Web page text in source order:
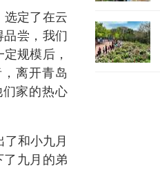
定了在云
尝，我们
规模后，
离开青岛
家的热心
和小九月
九月的弟